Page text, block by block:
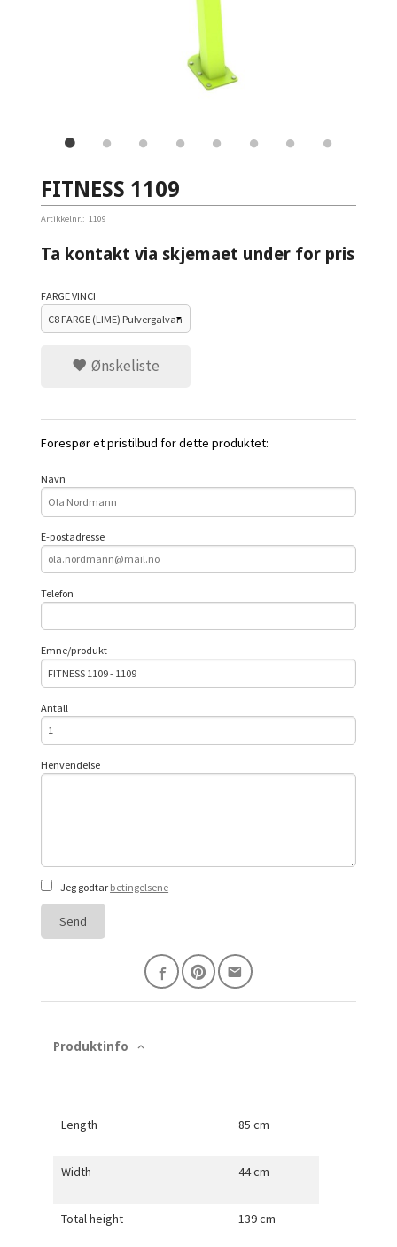
FITNESS 1109
Artikkelnr.: 1109
Ta kontakt via skjemaet under for pris
FARGE VINCI
Ønskeliste
Forespør et pristilbud for dette produktet:
Navn
E-postadresse
Telefon
Emne/produkt
Antall
Henvendelse
Jeg godtar betingelsene
Send
Produktinfo
Length 85 cm
Width 44 cm
Total height 139 cm